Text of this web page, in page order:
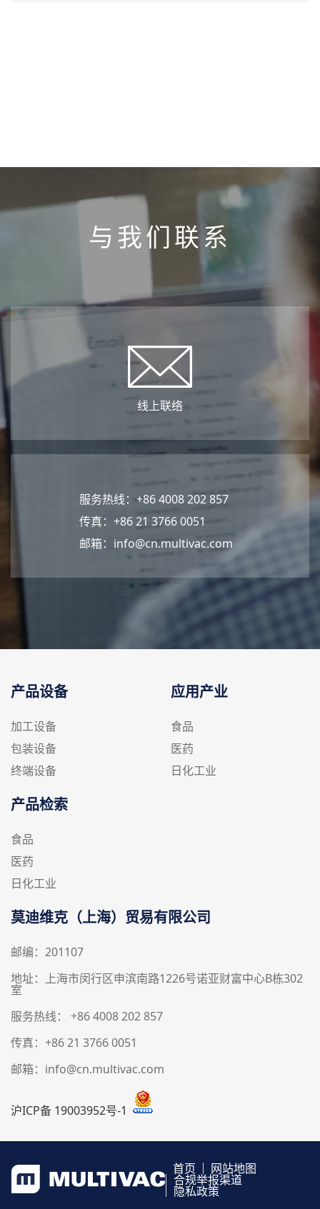
与我们联系
线上联络
服务热线：+86 4008 202 857
传真：+86 21 3766 0051
邮箱： info@cn.multivac.com
产品设备
加工设备
包装设备
终端设备
应用产业
食品
医药
日化工业
产品检索
食品
医药
日化工业
莫迪维克（上海）贸易有限公司
邮编：201107
地址：上海市闵行区申滨南路1226号诺亚财富中心B栋302
室
服务热线： +86 4008 202 857
传真：+86 21 3766 0051
邮箱：info@cn.multivac.com
沪ICP备 19003952号-1
首页 网站地图
合规举报渠道
隐私政策